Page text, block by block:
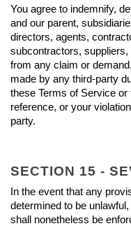
You agree to indemnify,
and our parent,
directors, agents,
subcontractors,
from any claim or
made by any third-party
these Terms of Service
reference, or your
party.
SECTION 15 -
In the event that any
determined to be
shall nonetheless be